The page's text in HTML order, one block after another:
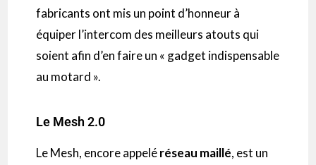
fabricants ont mis un point d’honneur à
équiper l’intercom des meilleurs atouts qui
soient afin d’en faire un « gadget indispensable
au motard ».
Le Mesh 2.0
LeMesh, encore appeléréseau maillé, est un